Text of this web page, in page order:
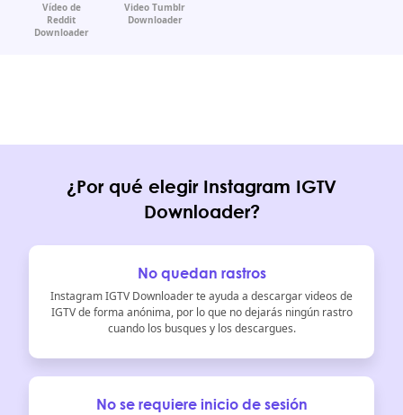
Vídeo de
Reddit
Downloader
Video Tumblr
Downloader
¿Por qué elegir Instagram IGTV
Downloader?
No quedan rastros
Instagram IGTV Downloader te ayuda a descargar videos de
IGTV de forma anónima, por lo que no dejarás ningún rastro
cuando los busques y los descargues.
No se requiere inicio de sesión